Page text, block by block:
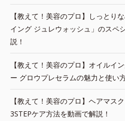
【教えて！美容のプロ】しっとり
イング ジュレウォッシュ」のスペ
説！
【教えて！美容のプロ】オイルイ
ー グロウプレセラムの魅力と使い
【教えて！美容のプロ】ヘアマス
3STEPケア方法を動画で解説！